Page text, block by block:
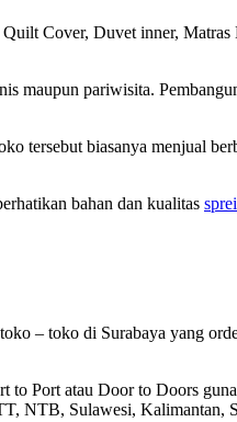
Cover, Duvet inner, Matras
maupun pariwisita.
tersebut biasanya menjual
bahan dan kualitas
– toko di Surabaya yang
to Port atau Door to Doors
NTB, Sulawesi, Kalimantan,